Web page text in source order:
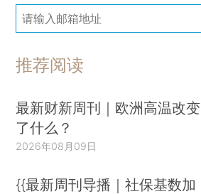
推荐阅读
最新财新周刊｜欧洲高温改变
了什么？
2026年08月09日
{{最新周刊导播｜社保基数加